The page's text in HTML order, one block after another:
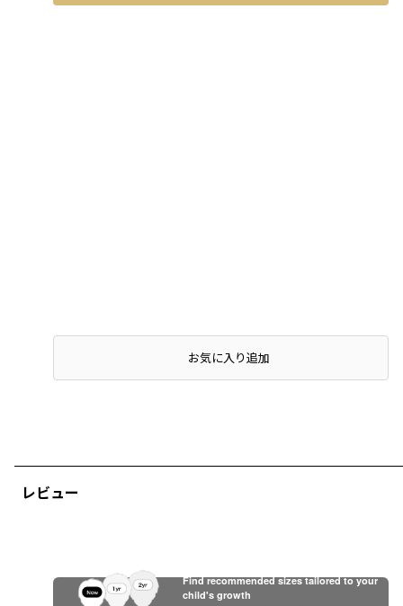
レビュー
お気に入り追加
Find recommended sizes tailored to your
child's growth